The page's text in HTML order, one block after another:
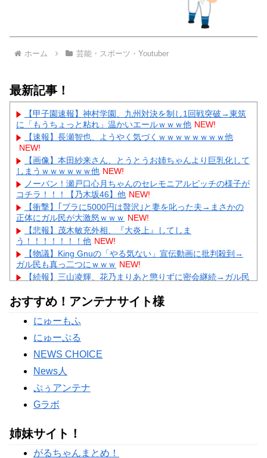
ホーム 芸能・スポーツ・Youtuber
最新記事！
【甲子園速報】神村学園、九州対決を制し1回戦突破→東筑
に「もうちょっと粘れ」温かいエールｗｗｗ他 NEW!
【速報】長瀬智也、ようやく気づくｗｗｗｗｗｗｗｗ他
NEW!
【画像】本田紗来さん、とうとうお姉ちゃんより巨乳化して
しまうｗｗｗｗｗｗ他 NEW!
ノーバン！瀬戸口心月ちゃんのセレモニアルピッチの様子が
コチラ！！！【乃木坂46】他 NEW!
【衝撃】｢ブラに5000円は贅沢｣と妻を叱った夫→まさかの
正体にガル民が大激怒ｗｗｗ NEW!
【悲報】茂木敏充外相、『大炎上』してしま
う！！！！！！！他 NEW!
【物議】King Gnuの「やる気ない」宣伝動画に批判殺到→
ガル民も真っ二つにｗｗｗ NEW!
【続報】三山凌輝、花乃まりあと懲りずに密会継続→ガル民
【物議】板倉滉”年収7億円”報道にガル民騒然→トピ乱立に
「もういい」の声もｗｗｗ
【完全まとめ】がん保険・医療保険は必要？｜ガル民の本音
とリアル体験談を徹底整理
Powered by livedoor 相互RSS
おすすめ！アンテナサイト様
にゅーもふ
にゅーぷる
NEWS CHOICE
News人
ぷぅアンテナ
Gラボ
姉妹サイト！
がるちゃんまとめ！